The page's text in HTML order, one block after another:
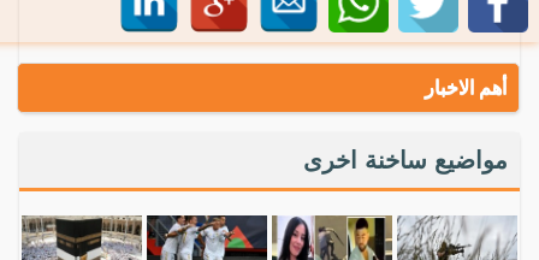
أهم الاخبار
مواضيع ساخنة اخرى